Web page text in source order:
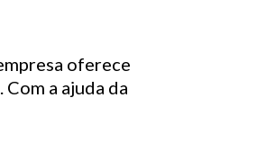
oferece
a ajuda da